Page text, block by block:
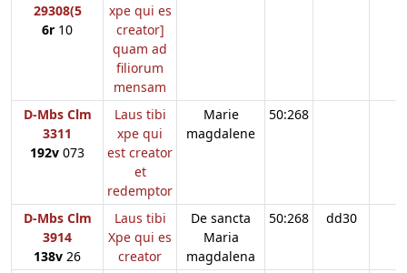
29308(5
6r 10
xpe qui es
creator]
quam ad
filiorum
mensam
D-Mbs Clm
3311
192v 073
Laus tibi
xpe qui
est creator
et
redemptor
Marie
magdalene
50:268
D-Mbs Clm
3914
138v 26
Laus tibi
Xpe qui es
creator
De sancta
Maria
magdalena
50:268 dd30